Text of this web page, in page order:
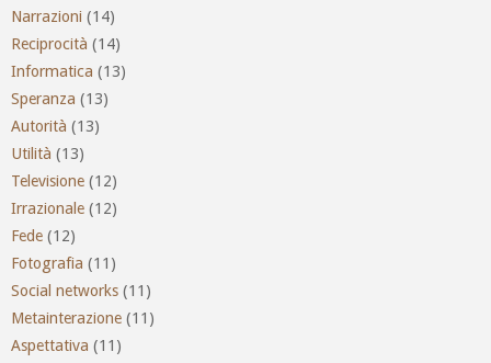
Narrazioni (14)
Reciprocità (14)
Informatica (13)
Speranza (13)
Autorità (13)
Utilità (13)
Televisione (12)
Irrazionale (12)
Fede (12)
Fotografia (11)
Social networks (11)
Metainterazione (11)
Aspettativa (11)